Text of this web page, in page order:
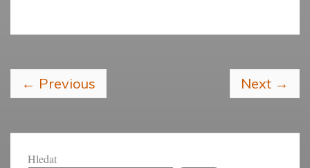
← Previous Next →
Hledat